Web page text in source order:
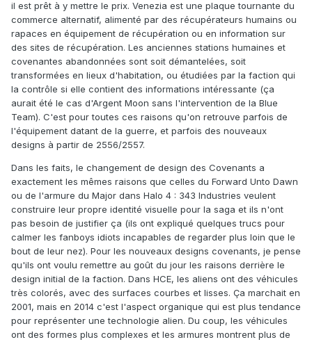
il est prêt à y mettre le prix. Venezia est une plaque tournante du
commerce alternatif, alimenté par des récupérateurs humains ou
rapaces en équipement de récupération ou en information sur
des sites de récupération. Les anciennes stations humaines et
covenantes abandonnées sont soit démantelées, soit
transformées en lieux d'habitation, ou étudiées par la faction qui
la contrôle si elle contient des informations intéressante (ça
aurait été le cas d'Argent Moon sans l'intervention de la Blue
Team). C'est pour toutes ces raisons qu'on retrouve parfois de
l'équipement datant de la guerre, et parfois des nouveaux
designs à partir de 2556/2557.
Dans les faits, le changement de design des Covenants a
exactement les mêmes raisons que celles du Forward Unto Dawn
ou de l'armure du Major dans Halo 4 : 343 Industries veulent
construire leur propre identité visuelle pour la saga et ils n'ont
pas besoin de justifier ça (ils ont expliqué quelques trucs pour
calmer les fanboys idiots incapables de regarder plus loin que le
bout de leur nez). Pour les nouveaux designs covenants, je pense
qu'ils ont voulu remettre au goût du jour les raisons derrière le
design initial de la faction. Dans HCE, les aliens ont des véhicules
très colorés, avec des surfaces courbes et lisses. Ça marchait en
2001, mais en 2014 c'est l'aspect organique qui est plus tendance
pour représenter une technologie alien. Du coup, les véhicules
ont des formes plus complexes et les armures montrent plus de